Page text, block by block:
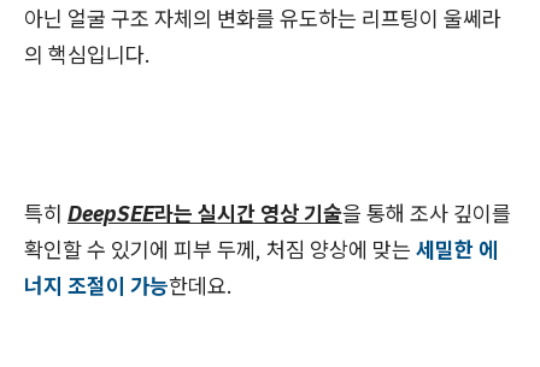
아닌 얼굴 구조 자체의 변화를 유도하는 리프팅이 울쎄라
의 핵심입니다.
특히 DeepSEE라는 실시간 영상 기술을 통해 조사 깊이를
확인할 수 있기에 피부 두께, 처짐 양상에 맞는 세밀한 에
너지 조절이 가능한데요.